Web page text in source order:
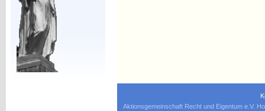
Aktionsgemeinschaft Recht und Eigentum e.V.